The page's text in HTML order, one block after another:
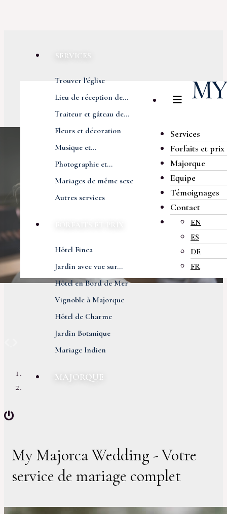
SERVICES
Trouver l'église
Lieu de réception de...
Traiteur et gâteau de...
Fleurs et décoration
Musique et...
Photographie et...
Mariages de même sexe
Autres services
Hôtel Finca
Jardin avec vue sur...
Hôtel en Bord de Mer
Vignoble à Majorque
Hôtel de Charme
Jardin Botanique
Mariage Indien
MAJORQUE
Services
Forfaits et prix
Majorque
Equipe
Témoignages
Contact
EN
ES
DE
FR
My Majorca Wedding - Votre
service de mariage complet